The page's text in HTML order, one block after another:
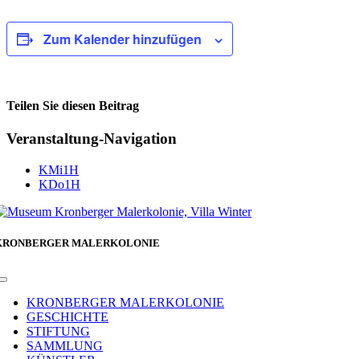
Zum Kalender hinzufügen
Teilen Sie diesen Beitrag
Facebook
Veranstaltung-Navigation
KMi1H
KDo1H
MALERKOLONIE
Toggle
NavigationKRONBERGER MALERKOLONIE
GESCHICHTE
STIFTUNG
SAMMLUNG